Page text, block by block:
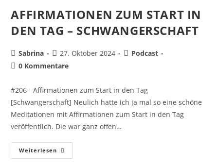
AFFIRMATIONEN ZUM START IN
DEN TAG – SCHWANGERSCHAFT
Sabrina 27. Oktober 2024
Podcast
0 Kommentare
#206 - Affirmationen zum Start in den Tag
[Schwangerschaft] Neulich hatte ich ja mal so eine schöne
Meditationen mit Affirmationen zum Start in den Tag
veröffentlich. Die war ganz offen…
Weiterlesen